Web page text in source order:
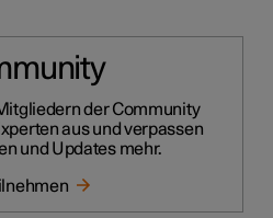
der Community
aus und verpassen
und Updates mehr.